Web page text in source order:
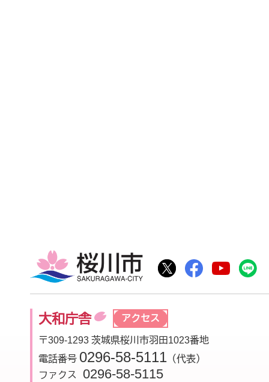
桜川市公式Twitter
桜川市公式
桜川
大和庁舎 アクセス
〒309-1293 茨城県桜川市羽田1023番地
電話番号 0296-58-5111 （代表）
ファクス
0296-58-5115